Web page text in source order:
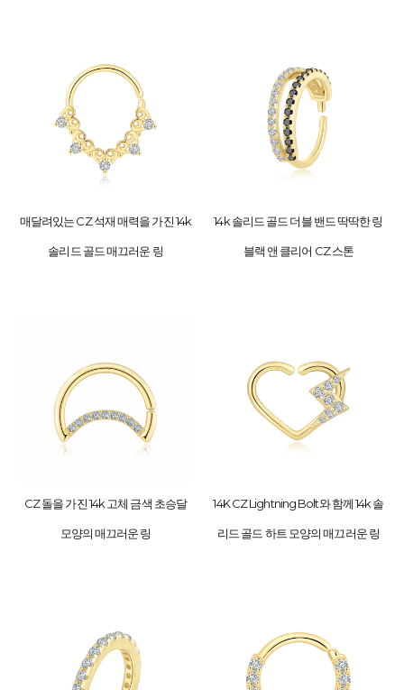
매달려있는 CZ 석재 매력을 가진 14k
솔리드 골드 매끄러운 링
14k 솔리드 골드 더블 밴드 딱딱한 링
블랙 앤 클리어 CZ 스톤
CZ 돌을 가진 14k 고체 금색 초승달
모양의 매끄러운 링
14K CZ Lightning Bolt와 함께 14k 솔
리드 골드 하트 모양의 매끄러운 링